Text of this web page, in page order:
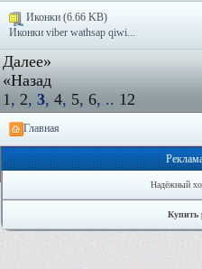
Иконки (6.66 KB)
Иконки viber wathsap qiwi...
Далее»
«Назад
1 , 2, 3, 4, 5, 6, .. 12
Главная
Надёжный
Купить